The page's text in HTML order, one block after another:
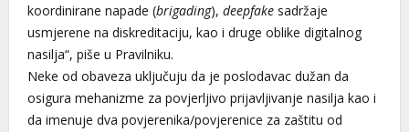
koordinirane napade (brigading), deepfakesadržaje
usmjerene na diskreditaciju, kao i druge oblike digitalnog
nasilja“, piše u Pravilniku.
Neke od obaveza uključuju da je poslodavac dužan da
osigura mehanizme za povjerljivo prijavljivanje nasilja kao i
da imenuje dva povjerenika/povjerenice za zaštitu od